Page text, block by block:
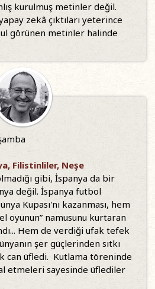
kurulmuş metinler değil.
zekâ çıktıları yeterince
görünen metinler halinde
Filistinliler, Neşe
gibi, İspanya da bir
değil. İspanya futbol
Kupası'nı kazanması, hem
oyunun” namusunu kurtaran
Hem de verdiği ufak tefek
şer güçlerinden sıtkı
can üfledi. Kutlama töreninde
etmeleri sayesinde üflediler